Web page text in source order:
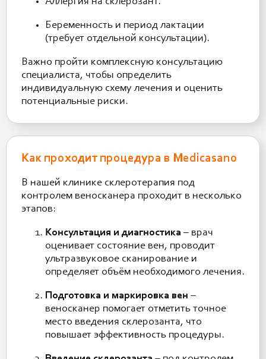
Беременность и период лактации
(требует отдельной консультации).
Важно пройти комплексную консультацию
специалиста, чтобы определить
индивидуальную схему лечения и оценить
потенциальные риски.
Как проходит процедура в Medicasano
В нашей клинике склеротерапия под
контролем веноскaнера проходит в несколько
этапов:
Консультация и диагностика – врач
оценивает состояние вен, проводит
ультразвуковое сканирование и
определяет объём необходимого лечения.
Подготовка и маркировка вен –
веноскaнер помогает отметить точное
место введения склерозанта, что
повышает эффективность процедуры.